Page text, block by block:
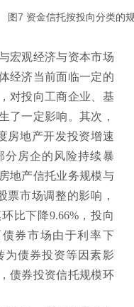
图7 资金信托按投向分类
宏观经济与资本市场
经济当前面临一定的
对投向工商企业、基
了一定影响。其次，
房地产开发投资增速
分房企的风险持续暴
地产信托业务规模与
票市场调整的影响，
比下降9.66%，投向
债券市场由于利率下
为债券投资等因素影
债券投资信托规模环